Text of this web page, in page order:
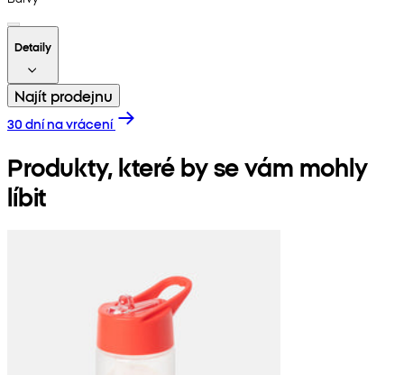
Detaily
Najít prodejnu
30 dní na vrácení
Produkty, které by se vám mohly
líbit